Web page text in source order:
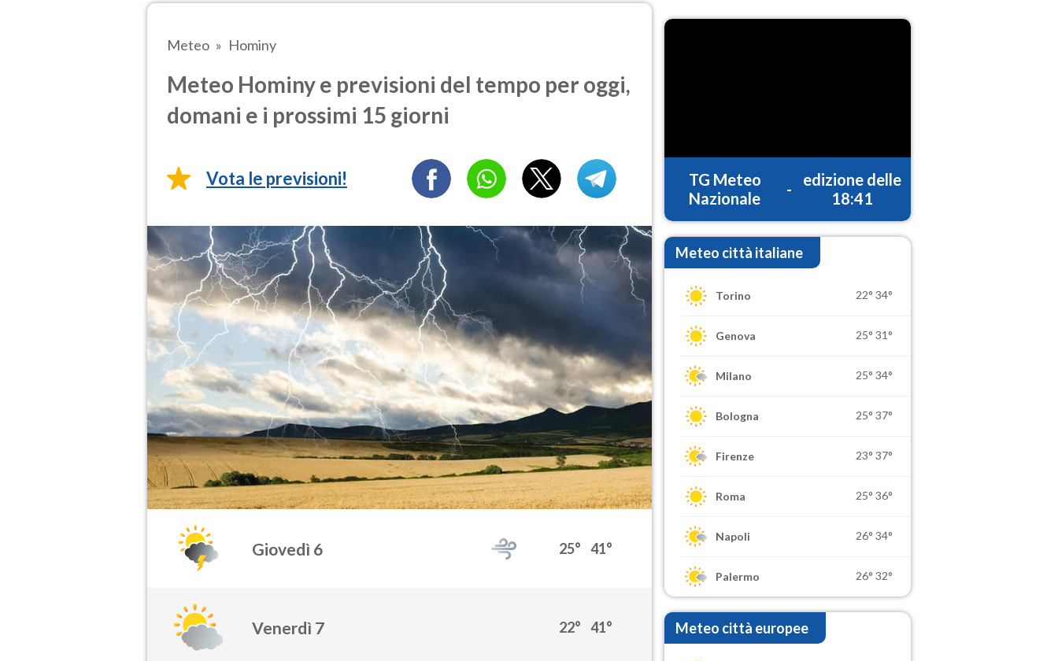
Meteo Hominy
Meteo Hominy e previsioni del tempo per oggi,
domani e i prossimi 15 giorni
Vota le previsioni!
Giovedì 6 25° 41°
Venerdì 7 22° 41°
TG Meteo
Nazionale
-
edizione delle
18:41
Meteo città italiane
Torino 22° 34°
Genova 25° 31°
Milano 25° 34°
Bologna 25° 37°
Firenze 23° 37°
Roma 25° 36°
Napoli 26° 34°
Palermo 26° 32°
Meteo città europee